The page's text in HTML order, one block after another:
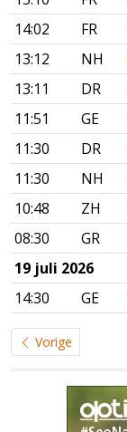
14:02
FR
13:12
NH
13:11
DR
11:51
GE
11:30
DR
11:30
NH
10:48
ZH
08:30
GR
19 juli 2026
14:30
GE
Vorige